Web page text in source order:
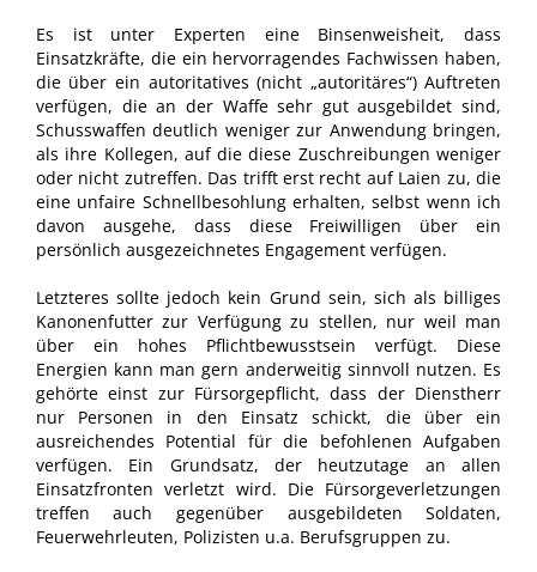
Es ist unter Experten eine Binsenweisheit, dass
Einsatzkräfte, die ein hervorragendes Fachwissen haben,
die über ein autoritatives (nicht „autoritäres“) Auftreten
verfügen, die an der Waffe sehr gut ausgebildet sind,
Schusswaffen deutlich weniger zur Anwendung bringen,
als ihre Kollegen, auf die diese Zuschreibungen weniger
oder nicht zutreffen. Das trifft erst recht auf Laien zu, die
eine unfaire Schnellbesohlung erhalten, selbst wenn ich
davon ausgehe, dass diese Freiwilligen über ein
persönlich ausgezeichnetes Engagement verfügen.
Letzteres sollte jedoch kein Grund sein, sich als billiges
Kanonenfutter zur Verfügung zu stellen, nur weil man
über ein hohes Pflichtbewusstsein verfügt. Diese
Energien kann man gern anderweitig sinnvoll nutzen. Es
gehörte einst zur Fürsorgepflicht, dass der Dienstherr
nur Personen in den Einsatz schickt, die über ein
ausreichendes Potential für die befohlenen Aufgaben
verfügen. Ein Grundsatz, der heutzutage an allen
Einsatzfronten verletzt wird. Die Fürsorgeverletzungen
treffen auch gegenüber ausgebildeten Soldaten,
Feuerwehrleuten, Polizisten u.a. Berufsgruppen zu.